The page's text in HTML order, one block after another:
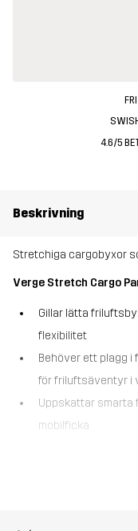
4.6/5
Beskrivning
Stretchiga cargobyxor
Verge Stretch Cargo
Gillar lätta
flexibilitet
Behöver ett plagg
för friluftsäventyr i
Uppskattar smarta
mobilficka
kombinerar